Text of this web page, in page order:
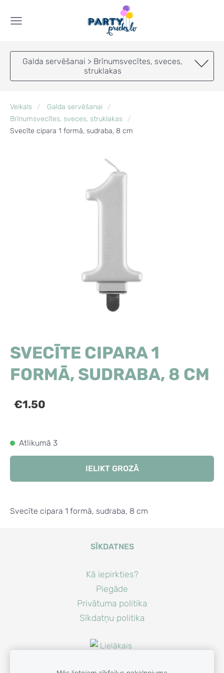
Galda servēšanai > Brīnumsvecītes, sveces,
struklakas
Veikals
Galda servēšanai
Brīnumsvecītes, sveces, struklakas
Svecīte cipara 1 formā, sudraba, 8 cm
SVECĪTE CIPARA 1
FORMĀ, SUDRABA, 8 CM
€1.50
Atlikumā 3
IELIKT GROZĀ
Svecīte cipara 1 formā, sudraba, 8 cm
SĪKDATNES
Kā iepirkties?
Piegāde
Privātuma politika
Sīkdatņu politika